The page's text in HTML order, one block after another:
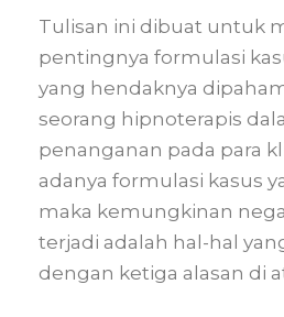
Tulisan ini dibuat untuk
pentingnya formulasi
yang hendaknya
seorang hipnoterapis
penanganan pada para
adanya formulasi kasus
maka kemungkinan
terjadi adalah hal-hal
dengan ketiga alasan di